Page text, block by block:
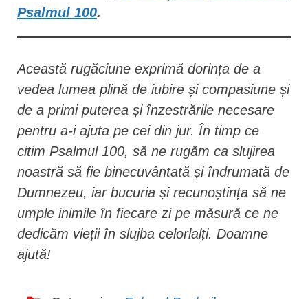
Psalmul 100.
Această rugăciune exprimă dorința de a
vedea lumea plină de iubire și compasiune și
de a primi puterea și înzestrările necesare
pentru a-i ajuta pe cei din jur. În timp ce
citim Psalmul 100, să ne rugăm ca slujirea
noastră să fie binecuvântată și îndrumată de
Dumnezeu, iar bucuria și recunoștința să ne
umple inimile în fiecare zi pe măsură ce ne
dedicăm vieții în slujba celorlalți. Doamne
ajută!